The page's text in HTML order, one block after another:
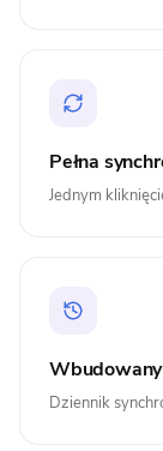
Pełna
Jednym
Dziennik